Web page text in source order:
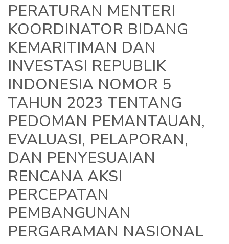
PERATURAN MENTERI
KOORDINATOR BIDANG
KEMARITIMAN DAN
INVESTASI REPUBLIK
INDONESIA NOMOR 5
TAHUN 2023 TENTANG
PEDOMAN PEMANTAUAN,
EVALUASI, PELAPORAN,
DAN PENYESUAIAN
RENCANA AKSI
PERCEPATAN
PEMBANGUNAN
PERGARAMAN NASIONAL